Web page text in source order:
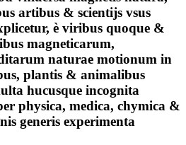
artibus & scientijs vsus
è viribus quoque &
magneticarum,
naturae motionum in
plantis & animalibus
hucusque incognita
physica, medica, chymica &
generis experimenta